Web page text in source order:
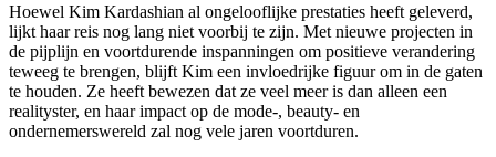
Hoewel Kim Kardashian al ongelooflijke prestaties heeft geleverd,
lijkt haar reis nog lang niet voorbij te zijn. Met nieuwe projecten in
de pijplijn en voortdurende inspanningen om positieve verandering
teweeg te brengen, blijft Kim een invloedrijke figuur om in de gaten
te houden. Ze heeft bewezen dat ze veel meer is dan alleen een
realityster, en haar impact op de mode-, beauty- en
ondernemerswereld zal nog vele jaren voortduren.